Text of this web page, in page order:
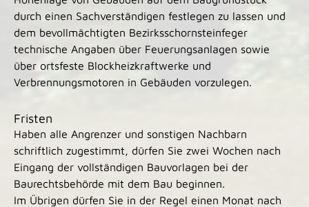
durch einen Sachverständigen festlegen zu lassen und
dem bevollmächtigten Bezirksschornsteinfeger
technische Angaben über Feuerungsanlagen sowie
über ortsfeste Blockheizkraftwerke und
Verbrennungsmotoren in Gebäuden vorzulegen.
Fristen
Haben alle Angrenzer und sonstigen Nachbarn
schriftlich zugestimmt, dürfen Sie zwei Wochen nach
Eingang der vollständigen Bauvorlagen bei der
Baurechtsbehörde mit dem Bau beginnen.
Im Übrigen dürfen Sie in der Regel einen Monat nach